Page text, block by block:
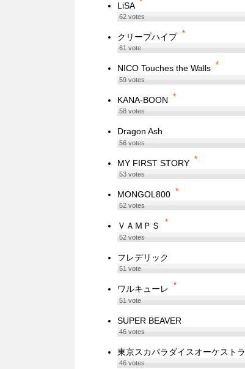
LiSA *
62votes
クリープハイプ *
61vote
NICO Touches the Walls *
59votes
KANA-BOON *
58votes
Dragon Ash
56votes
MY FIRST STORY *
53votes
MONGOL800 *
52votes
ＶＡＭＰＳ *
52votes
フレデリック
51vote
ワルキューレ *
51vote
SUPER BEAVER
46votes
東京スカパラダイスオーケストラ
46votes